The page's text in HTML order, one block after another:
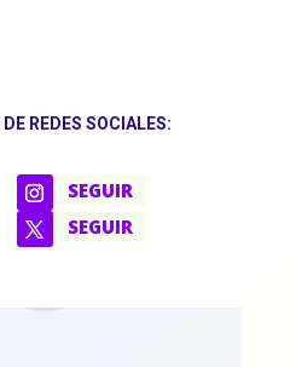
REDES SOCIALES:
SEGUIR
SEGUIR